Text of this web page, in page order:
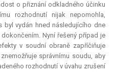
o přiznání odkladného účinku
rozhodnutí nijak nepomohla,
byl vydán hned následujícího dne
Nyní řešený případ je
v soudní obraně zapříčiňuje
správnímu soudu, aby
rozhodnutí v úvahu zrušení